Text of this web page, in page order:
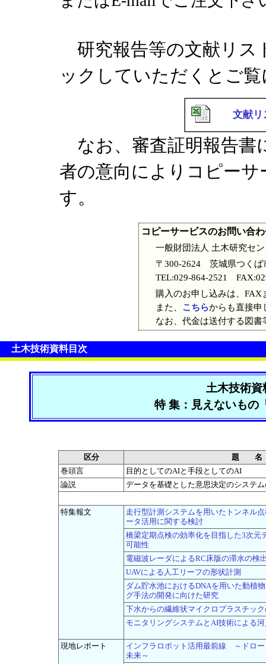
研究報告等の文献リス
ックしていただくとご
文献リ
なお、審査証明報告書
者の意向によりコピー
す。
コピーサービスのお問い合
一般財団法人 土木研究セ
〒300-2624 茨城県つくば
TEL:029-864-2521
購入のお申し込みは、FAX
また、 こちらからも直接申
なお、代金は送付する図
土木技術資料目次
土木技術
特 集：見えないもの
区分
題 名
巻頭言
目的としてのAIと手段としてのAI
論説
データを基礎とした意思決定のシステ
特集報文
走行型計測システムを用いたトンネル
ータ活用に関する検討
橋梁定期点検の効率化を目指した3次元
可能性
電磁波レーダによるRC床版の滞水の検
UAVによる人工リーフの形状計測
ダム貯水池におけるDNAを用いた動植
グ手法の開発に向けた研究
下水からの繊維状マイクロプラスチッ
モニタリングシステムとAI技術による
現地レポート
インフラロボット活用最前線 ～ドロ
未来～